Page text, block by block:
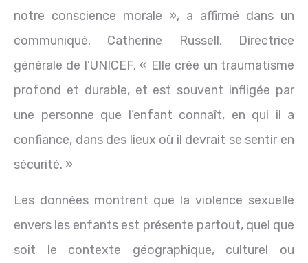
notre conscience morale », a affirmé dans un
communiqué, Catherine Russell, Directrice
générale de l’UNICEF. « Elle crée un traumatisme
profond et durable, et est souvent infligée par
une personne que l’enfant connaît, en qui il a
confiance, dans des lieux où il devrait se sentir en
sécurité. »
Les données montrent que la violence sexuelle
envers les enfants est présente partout, quel que
soit le contexte géographique, culturel ou